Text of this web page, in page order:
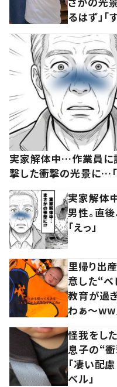
るはず」「
実家解体中…作業員に
撃した衝撃の光景に…「
実家解体
男性。直
「えっ」
里帰り出
意した“ベ
教育が過
わぁ～ww
怪我をし
息子の“
「凄い配
ベル」